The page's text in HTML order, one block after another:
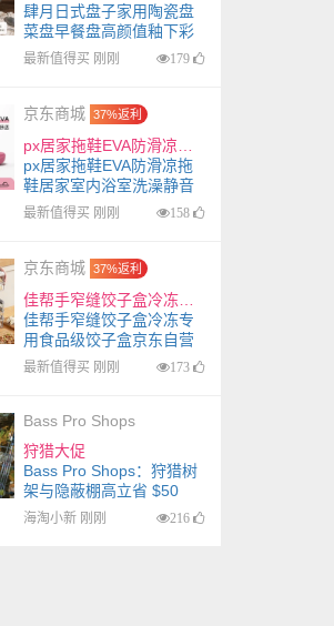
肆月日式盘子家用陶瓷盘
菜盘早餐盘高颜值釉下彩
餐具 小碗【4只】
最新值得买 刚刚 179
京东商城 37%返利
px居家拖鞋EVA防滑凉拖
鞋居家室内浴室洗澡静音
凉拖鞋高颜值女士 A款树
最新值得买 刚刚 158
京东商城 37%返利
佳帮手窄缝饺子盒冷冻专用食品级饺子盒京东自营速冻馄饨水饺收纳盒5层
佳帮手窄缝饺子盒冷冻专
用食品级饺子盒京东自营
速冻馄饨水饺收纳盒5层
最新值得买 刚刚 173
Bass Pro Shops
狩猎大促
Bass Pro Shops：狩猎树
架与隐蔽棚高立省 $50
海淘小新 刚刚 216